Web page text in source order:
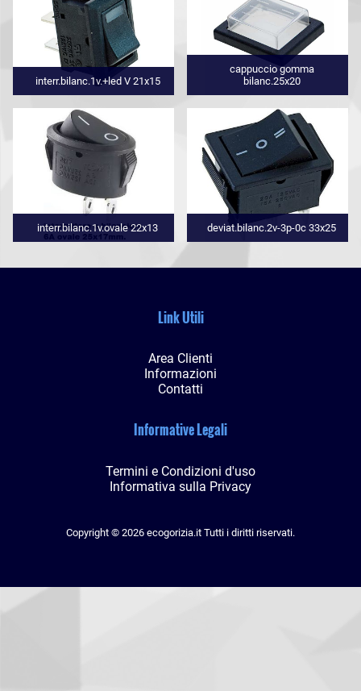
interr.bilanc.1v.+led V 21x15
cappuccio gomma
bilanc.25x20
interr.bilanc.1v.ovale 22x13 deviat.bilanc.2v-3p-0c 33x25
Link Utili
Area Clienti
Informazioni
Contatti
Informative Legali
Termini e Condizioni d'uso
Informativa sulla Privacy
Copyright © 2026 ecogorizia.it Tutti i diritti riservati.